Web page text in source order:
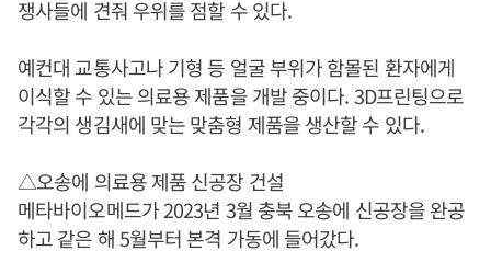
쟁사들에 견줘 우위를 점할 수 있다.
예컨대 교통사고나 기형 등 얼굴 부위가 함몰된 환자에게
이식할 수 있는 의료용 제품을 개발 중이다. 3D프린팅으로
각각의 생김새에 맞는 맞춤형 제품을 생산할 수 있다.
△오송에 의료용 제품 신공장 건설
메타바이오메드가 2023년 3월 충북 오송에 신공장을 완공
하고 같은 해 5월부터 본격 가동에 들어갔다.